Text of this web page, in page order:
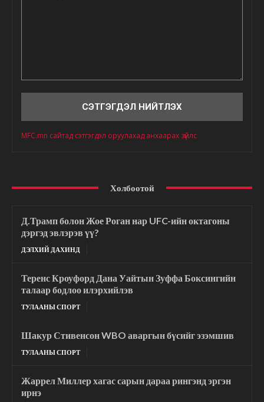
MFC.mn сайтад сэтгэгдэл оруулахад анхаарах зүйлс
Холбоотой
Д.Трамп болон Жое Роган нар UFC-ийн октагоны
дэргэд эвлэрэв үү?
ДЭЛХИЙ ДАХИНД
Теренс Кроуфорд Дана Уайтын Зуффа Боксингийн
талаар бодлоо илэрхийлэв
ТУЛААНЫ СПОРТ
Шакур Стивенсон WBO аваргын бүсийг эзэмшив
ТУЛААНЫ СПОРТ
Жаррел Миллер хагас сарын дараа рингэнд эргэн
ирнэ